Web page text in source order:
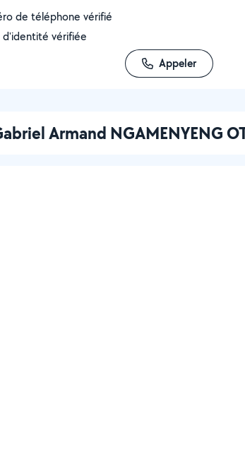
de téléphone vérifié
d'identité vérifiée
Appeler
Armand NGAMENYENG